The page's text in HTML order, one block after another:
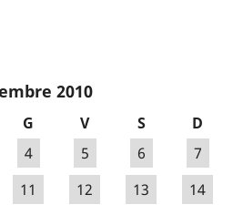
2010
G V S
D
4 5 6
7
11 12 13
14